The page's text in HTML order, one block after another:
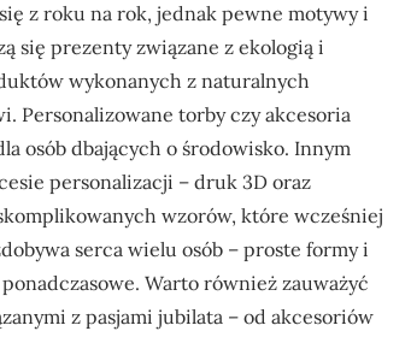
z roku na rok, jednak pewne motywy i
się prezenty związane z ekologią i
wykonanych z naturalnych
Personalizowane torby czy akcesoria
osób dbających o środowisko. Innym
personalizacji – druk 3D oraz
wzorów, które wcześniej
serca wielu osób – proste formy i
Warto również zauważyć
z pasjami jubilata – od akcesoriów